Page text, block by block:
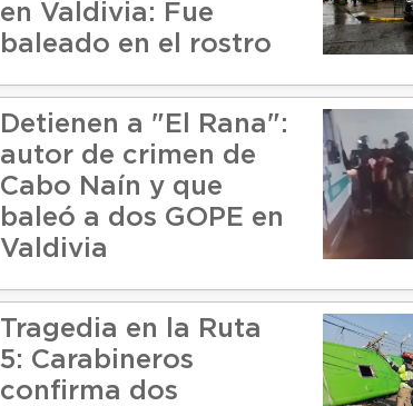
en Valdivia: Fue
baleado en el rostro
Detienen a "El Rana":
autor de crimen de
Cabo Naín y que
baleó a dos GOPE en
Valdivia
Tragedia en la Ruta
5: Carabineros
confirma dos